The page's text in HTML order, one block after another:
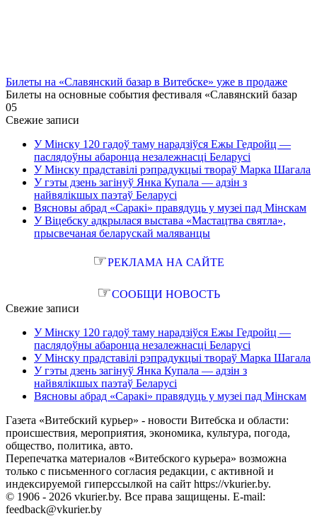
Билеты на «Славянский базар в Витебске» уже в продаже
Билеты на основные события фестиваля «Славянский базар
05
Свежие записи
У Мінску 120 гадоў таму нарадзіўся Ежы Гедройц —
паслядоўны абаронца незалежнасці Беларусі
У Мінску прадставілі рэпрадукцыі твораў Марка Шагала
У гэты дзень загінуў Янка Купала — адзін з
найвялікшых паэтаў Беларусі
Вясновы абрад «Саракі» правядуць у музеі пад Мінскам
У Віцебску адкрылася выстава «Мастацтва святла»,
прысвечаная беларускай маляванцы
☞РЕКЛАМА НА САЙТЕ
☞СООБЩИ НОВОСТЬ
Свежие записи
У Мінску 120 гадоў таму нарадзіўся Ежы Гедройц —
паслядоўны абаронца незалежнасці Беларусі
У Мінску прадставілі рэпрадукцыі твораў Марка Шагала
У гэты дзень загінуў Янка Купала — адзін з
найвялікшых паэтаў Беларусі
Вясновы абрад «Саракі» правядуць у музеі пад Мінскам
Газета «Витебский курьер» - новости Витебска и области:
происшествия, мероприятия, экономика, культура, погода,
общество, политика, авто.
Перепечатка материалов «Витебского курьера» возможна
только с письменного согласия редакции, с активной и
индексируемой гиперссылкой на сайт https://vkurier.by.
© 1906 - 2026 vkurier.by. Все права защищены. E-mail:
feedback@vkurier.by